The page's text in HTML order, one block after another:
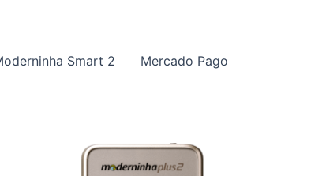
Smart 2
Mercado Pago